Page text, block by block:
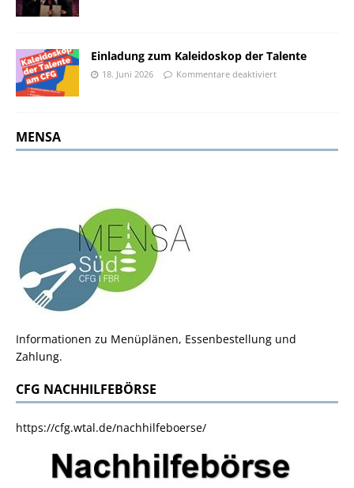
Einladung zum Kaleidoskop der Talente
18. Juni 2026 Kommentare deaktiviert
MENSA
Informationen zu Menüplänen, Essenbestellung und
Zahlung.
CFG NACHHILFEBÖRSE
https://cfg.wtal.de/nachhilfeboerse/